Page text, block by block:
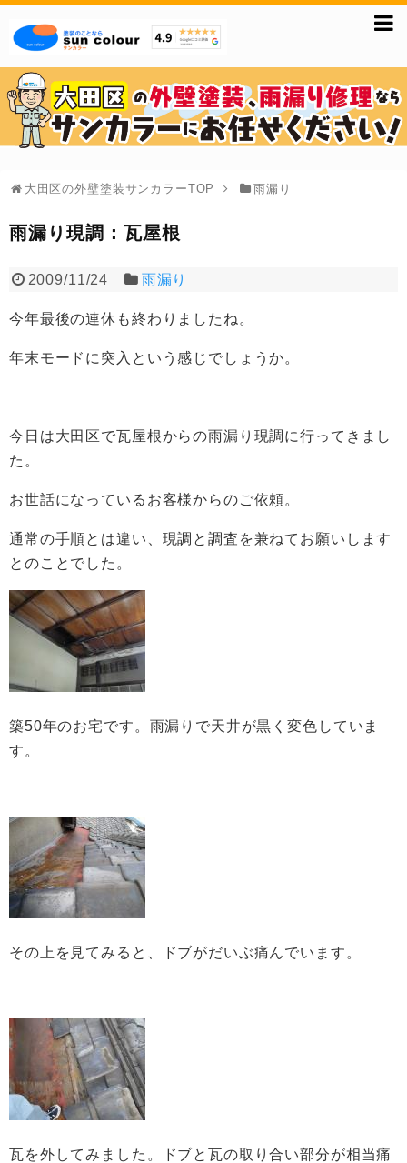
大田区の外壁塗装サンカラーTOP 雨漏り
雨漏り現調：瓦屋根
2009/11/24 雨漏り
今年最後の連休も終わりましたね。
年末モードに突入という感じでしょうか。
今日は大田区で瓦屋根からの雨漏り現調に行ってきまし
た。
お世話になっているお客様からのご依頼。
通常の手順とは違い、現調と調査を兼ねてお願いします
とのことでした。
築50年のお宅です。雨漏りで天井が黒く変色していま
す。
その上を見てみると、ドブがだいぶ痛んでいます。
瓦を外してみました。ドブと瓦の取り合い部分が相当痛